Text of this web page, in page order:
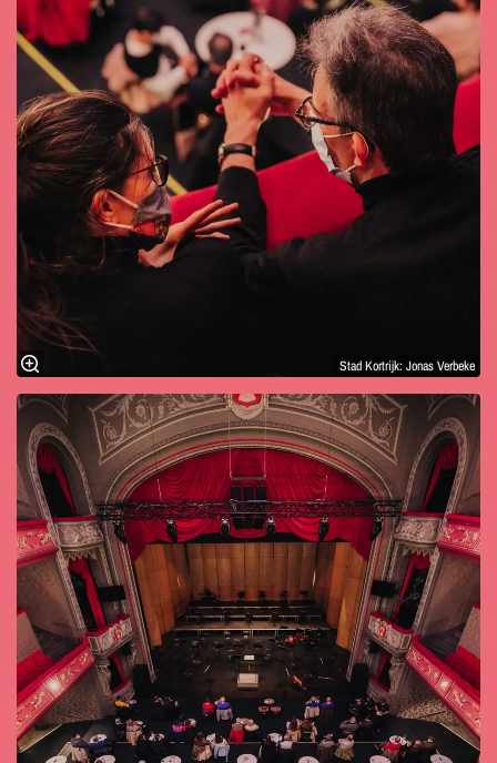
Stad Kortrijk: Jonas Verbeke